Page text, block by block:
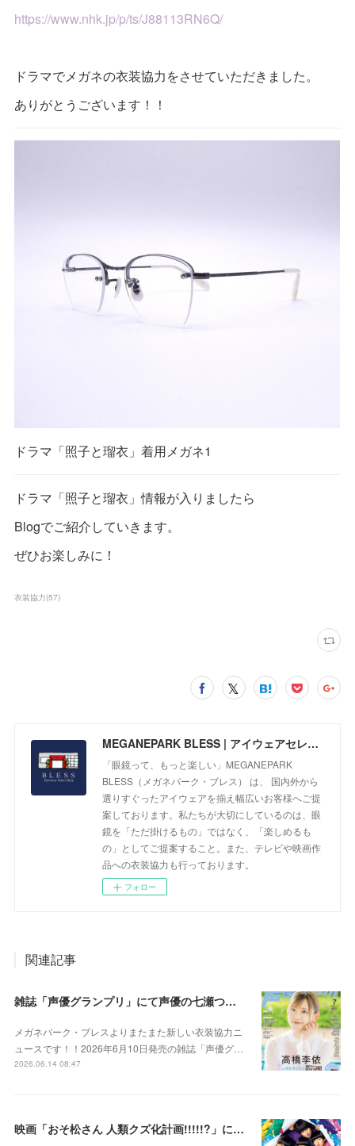
https://www.nhk.jp/p/ts/J88113RN6Q/
ドラマでメガネの衣装協力をさせていただきました。
ありがとうございます！！
ドラマ「照子と瑠衣」着用メガネ1
ドラマ「照子と瑠衣」情報が入りましたら
Blogでご紹介していきます。
ぜひお楽しみに！
衣装協力(57)
MEGANEPARK BLESS | アイウェアセレクトショップ
「眼鏡って、もっと楽しい」MEGANEPARK
BLESS（メガネパーク・ブレス） は、 国内外から
選りすぐったアイウェアを揃え幅広いお客様へご提
案しております。私たちが大切にしているのは、眼
鏡を「ただ掛けるもの」ではなく、「楽しめるも
の」としてご提案すること。また、テレビや映画作
品への衣装協力も行っております。
フォロー
関連記事
雑誌「声優グランプリ」にて声優の七瀬つむぎさんに衣装協力をさせていただきました！
メガネパーク・ブレスよりまたまた新しい衣装協力ニ
ュースです！！2026年6月10日発売の雑誌「声優グ…
2026.06.14 08:47
映画「おそ松さん 人類クズ化計画!!!!!?」にて衣装協力をさせていただきました！